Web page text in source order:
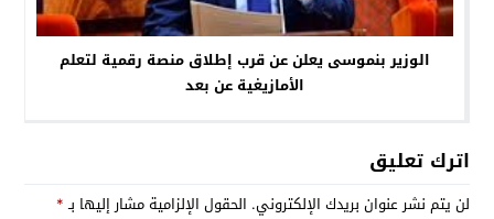
الوزير بنموسى يعلن عن قرب إطلاق منصة رقمية لتعلم
الأمازيغية عن بعد
اترك تعليق
لن يتم نشر عنوان بريدك الإلكتروني. الحقول الإلزامية مشار إليها بـ*